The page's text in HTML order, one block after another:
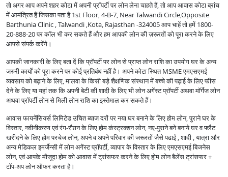
तो अगर आप अपने शहर कोटा में अपनी प्रॉपर्टी पर लोन लेना चाहते हैं, तो आप आवास कोटा ब्रांच
में आमंत्रित हैं जिसका पता है 1st Floor, 4-B-7, Near Talwandi Circle,Opposite
Barthunia Clinic , Talwandi ,Kota, Rajasthan -324005 आप चाहें तो हमें 1800-
20-888-20 पर कॉल भी कर सकते हैं और हम आपकी लोन की ज़रूरतों को पूरा करने के लिए
आपसे संपर्क करेंगे।
आपकी जानकारी के लिए बता दें कि प्रॉपर्टी पर लोन से प्राप्त लोन राशि का उपयोग घर के अन्य
जरुरी कार्यों को पूरा करने पर कोई प्रतिबंध नहीं है। अपने कोटा स्थित MSME एमएसएमई
व्यवसाय को बढ़ाने के लिए, मालवा के किसी बड़े शैक्षणिक संस्थान में बच्चे की पढ़ाई के लिए फीस
देने के लिए या यहां तक कि अपनी बेटी की शादी के लिए भी लोन अगेंस्ट प्रॉपर्टी अथवा मॉर्गेज लोन
अथवा प्रॉपर्टी लोन से मिली लोन राशि का इस्तेमाल कर सकते हैं।
आवास फायनेंसियर्स लिमिटेड उचित ब्याज दरों पर नया घर बनाने के लिए होम लोन, पुराने घर के
विस्तार, नवीनीकरण एवं रंग-रौग़न के लिए होम कंस्ट्रक्शन लोन, नए-पुराने बने बनाये घर व फ्लैट
खरीदने के लिए होम परचेज लोन, अपने व अपने परिवार की जरूरतों जैसे पढाई , शादी , यात्रा और
अन्य मेडिकल इमर्जेन्सी में लोन अगेंस्ट प्रॉपर्टी, व्यापार के विस्तार के लिए एमएसएमई बिजनेस
लोन, एवं आपके मौजूदा होम को आवास में ट्रांसफर करने के लिए होम लोन बैलेंस ट्रांसफर +
टॉप-अप लोन ऑफर करता है।